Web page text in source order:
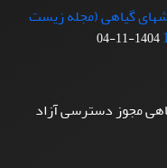
گیاهی (مجله زیست
1404-11-04
مجوز دسترسی آزاد